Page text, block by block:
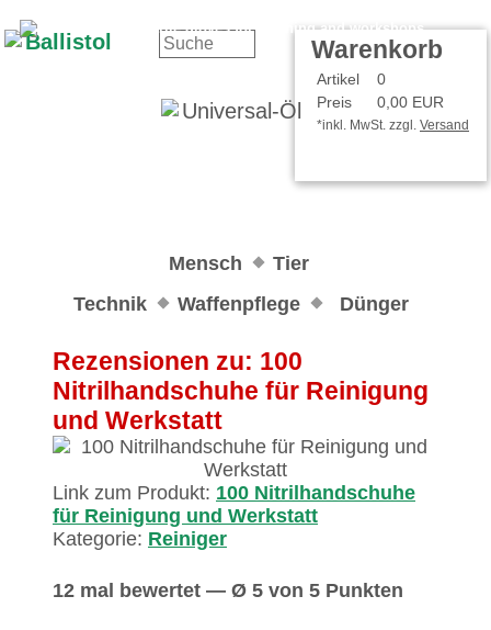
Warenkorb
Artikel
0
Preis
0,00 EUR
*inkl. MwSt. zzgl. Versand
Mensch
Tier
Technik
Waffenpflege Dünger
Rezensionen zu: 100
Nitrilhandschuhe für Reinigung
und Werkstatt
Link zum Produkt: 100 Nitrilhandschuhe
für Reinigung und Werkstatt
Kategorie: Reiniger
12 mal bewertet — Ø 5 von 5 Punkten